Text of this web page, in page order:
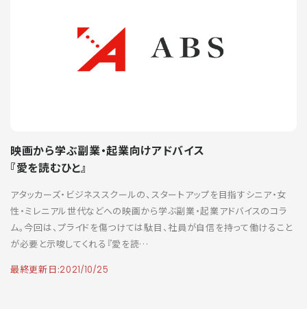
映画から学ぶ副業・起業向けアドバイス
『愛を読むひと』
アタッカーズ・ビジネススクールの、スタートアップを目指すシニア・女
性・ミレニアル世代などへの映画から学ぶ副業・起業アドバイスのコラ
ム。今回は、プライドを傷つけては駄目、社員が自信を持って働けること
が必要と示唆してくれる『愛を読…
最終更新日:2021/10/25